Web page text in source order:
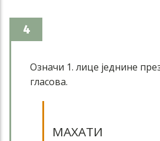
4
Означи 1. лице једнине
гласова.
МАХАТИ